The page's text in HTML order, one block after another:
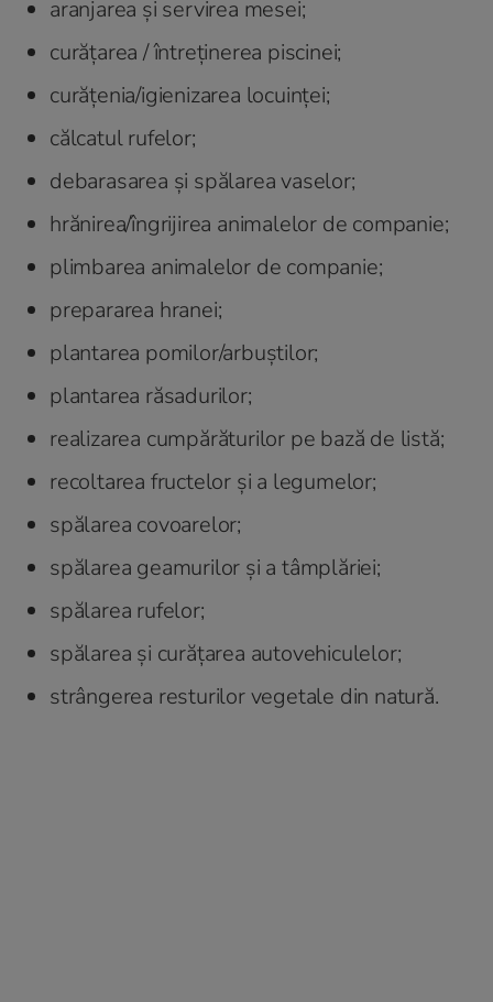
aranjarea şi servirea mesei;
curăţarea / întreţinerea piscinei;
curăţenia/igienizarea locuinţei;
călcatul rufelor;
debarasarea şi spălarea vaselor;
hrănirea/îngrijirea animalelor de companie;
plimbarea animalelor de companie;
prepararea hranei;
plantarea pomilor/arbuştilor;
plantarea răsadurilor;
realizarea cumpărăturilor pe bază de listă;
recoltarea fructelor şi a legumelor;
spălarea covoarelor;
spălarea geamurilor şi a tâmplăriei;
spălarea rufelor;
spălarea şi curăţarea autovehiculelor;
strângerea resturilor vegetale din natură.